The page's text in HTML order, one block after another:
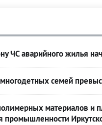
ЧС аварийного жилья
семей
материалов и